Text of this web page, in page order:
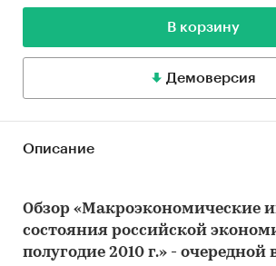
В корзину
Демоверсия
Описание
Обзор «Макроэкономические
состояния российской
полугодие 2010 г.» - очередной